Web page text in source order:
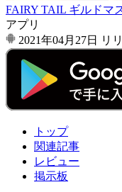
FAIRY TAIL ギルドマ
アプリ
2021年04月27日
リ
トップ
関連記事
レビュー
掲示板